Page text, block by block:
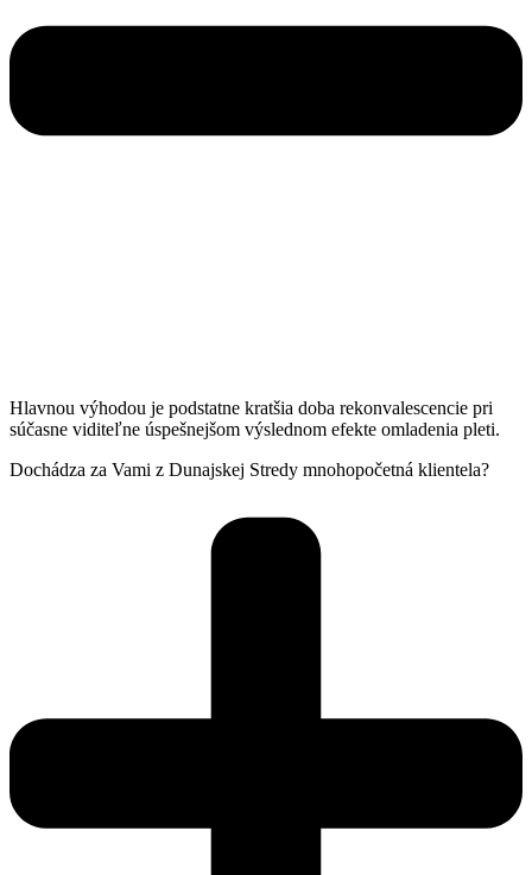
Hlavnou výhodou je podstatne kratšia doba rekonvalescencie pri
súčasne viditeľne úspešnejšom výslednom efekte omladenia pleti.
Dochádza za Vami z Dunajskej Stredy mnohopočetná klientela?